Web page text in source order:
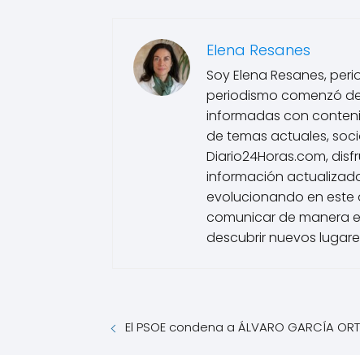
Elena Resanes
Soy Elena Resanes,
periodismo comenzó
informadas con
de temas actuales,
Diario24Horas.com,
información
evolucionando en
comunicar de manera
descubrir nuevos
El PSOE condena a ÁLVARO GARCÍA